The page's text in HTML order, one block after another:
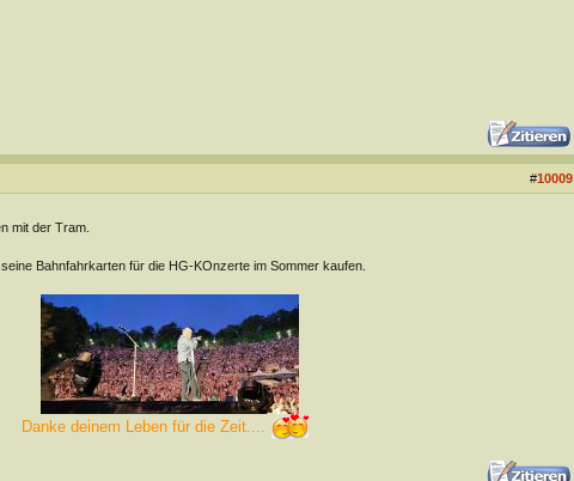
#10009
mit der Tram.
Bahnfahrkarten für die HG-KOnzerte im Sommer kaufen.
Danke deinem Leben für die Zeit....